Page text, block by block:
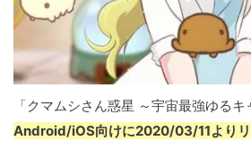
「クマムシさん惑星 ～宇宙最強ゆるキ
Android/iOS向けに2020/03/11よりリ